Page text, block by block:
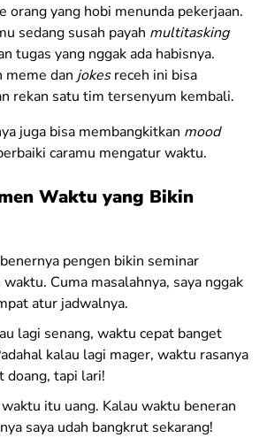
orang yang hobi menunda pekerjaan.
sedang susah payah multitasking
tugas yang nggak ada habisnya.
meme dan jokesreceh ini bisa
rekan satu tim tersenyum kembali.
juga bisa membangkitkan mood
caramu mengatur waktu.
Waktu yang Bikin
pengen bikin seminar
Cuma masalahnya, saya nggak
atur jadwalnya.
lagi senang, waktu cepat banget
kalau lagi mager, waktu rasanya
doang, tapi lari!
itu uang. Kalau waktu beneran
saya udah bangkrut sekarang!